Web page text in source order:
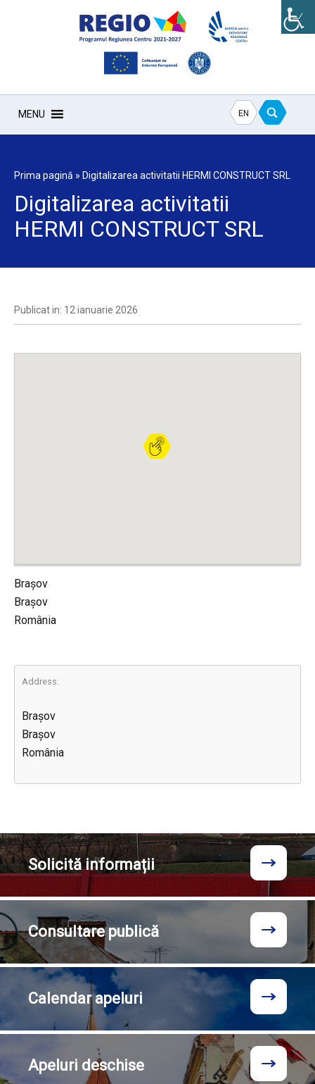
MENU EN
Prima pagină » Digitalizarea activitatii HERMI CONSTRUCT SRL
Digitalizarea activitatii
HERMI CONSTRUCT SRL
Publicat in: 12 ianuarie 2026
Brașov
Brașov
România
Address:
Brașov
Brașov
România
Solicităinformații
Consultarepublică
Calendarapeluri
Apeluri deschise